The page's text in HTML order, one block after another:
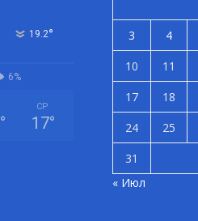
19.2°
6%
°
СР
17°
3
4
10
11
17
18
24
25
31
« Июл